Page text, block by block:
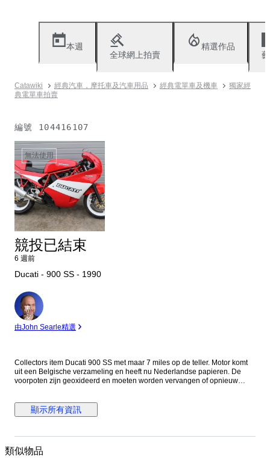
本週
全球網上拍賣
精選作品
Catawiki 經典汽車，摩托車及汽車用品 經典電單車及機車
獨家經
典電單車拍賣
編號 104416107
無法使用
競投已結束
6 週前
Ducati - 900 SS - 1990
專
家
由John Searle精選
Collectors item Ducati 900 SS met maar 7 miles op de teller. Motor komt
uit een Belgische verzameling en heeft nu Nederlandse papieren. De
voorpoten zijn geoxideerd en moeten worden vervangen of opnieuw
filter te vervangen. Voor de staat zie foto's. Het is mogelijk de motor te
bezichtigen op afspraak in Meerlo, Nederland Als de motor wordt
benzine in verband met eisen van de transporteur.
顯示所有資訊
類似物品